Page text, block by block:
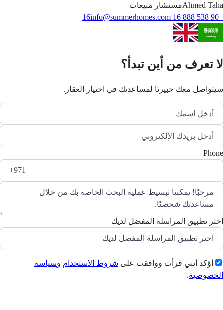
Ahmed Taha
مستشار مبيعات
+90 538 888 16 16
info@summerhomes.com
لا تعرف من أين تبدأ؟
سيتواصل معك خبيرنا لمساعدتك في اختيار العقار.
Phone
اختر تطبيق المراسلة المفضل لديك
أؤكد أنني قرأت ووافقت على شروط الاستخدام وسياسة
الخصوصية.